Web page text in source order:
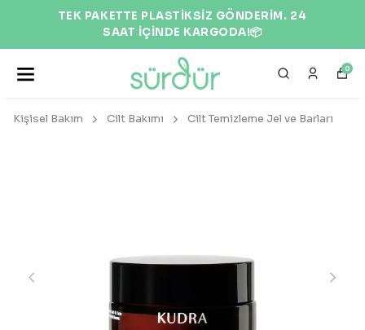
TEK PAKETTE PLASTİKSİZ GÖNDERİM. 24
SAAT İÇİNDE KARGODA!📦
0
Kişisel Bakım Cilt Bakımı Cilt Temizleme Jel ve Barları